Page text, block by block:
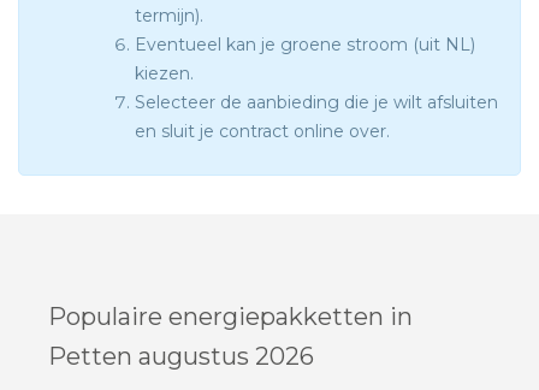
termijn).
Eventueel kan je groene stroom (uit NL)
kiezen.
Selecteer de aanbieding die je wilt afsluiten
en sluit je contract online over.
Populaire energiepakketten in
Petten augustus 2026